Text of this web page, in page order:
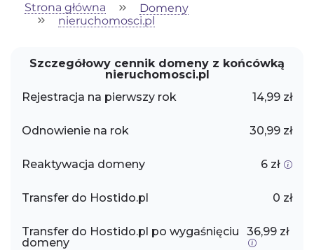
Strona główna
Domeny
nieruchomosci.pl
Szczegółowy cennik domeny z końcówką
nieruchomosci.pl
Rejestracja na pierwszy rok
14,99 zł
Odnowienie na rok 30,99 zł
Reaktywacja domeny 6 zł
Transfer do Hostido.pl 0 zł
Transfer do Hostido.pl po wygaśnięciu
domeny
36,99 zł